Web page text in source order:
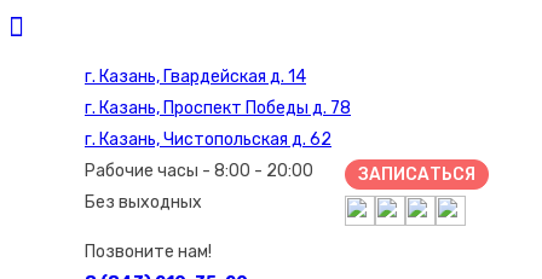
г. Казань, Гвардейская д. 14
г. Казань, Проспект Победы д. 78
г. Казань, Чистопольская д. 62
Рабочие часы - 8:00 - 20:00
Без выходных
ЗАПИСАТЬСЯ
Позвоните нам!